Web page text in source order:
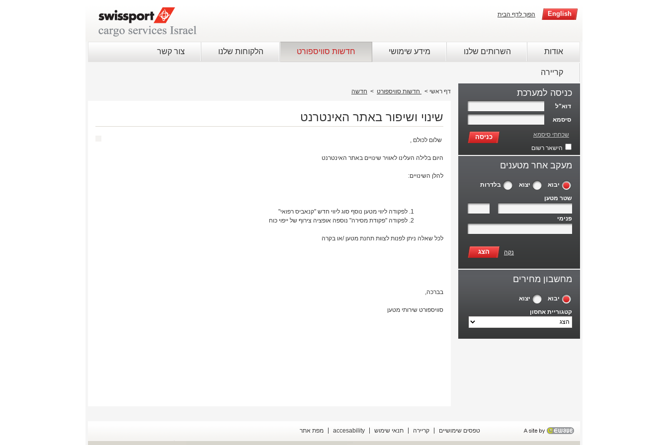
English הפוך לדף הבית
אודות השרותים שלנו מידע שימושי חדשות סוויספורט הלקוחות שלנו צור קשר
קריירה
כניסה למערכת
דוא"ל
סיסמא
שכחתי סיסמא כניסה
הישאר רשום
מעקב אחר מטענים
יבוא יצוא
בלדרות
שטר מטען
פנימי
הצג נקה
מחשבון מחירים
יבוא
יצוא
קטגוריית אחסון
דף ראשי > חדשות סוויספורט > חדשה
שינוי ושיפור באתר האינטרנט
שלום לכולם ,
היום בלילה העלינו לאוויר שינויים באתר האינטרנט
להלן השינויים:
לפקודה ליווי מטען נוסף סוג ליווי חדש "קנאביס רפואי"
לפקודה "פקודת מסירה" נוספה אופציה צירוף של ייפוי כוח
לכל שאלה ניתן לפנות לצוות תחנת מטען /או בקרה
בברכה,
סוויספורט שירותי מטען
טפסים שימושיים קריירה תנאי שימוש accesability מפת אתר